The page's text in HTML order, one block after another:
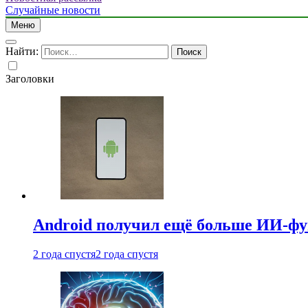
Случайные новости
Меню
Найти:
Заголовки
Android получил ещё больше ИИ-
2 года спустя2 года спустя